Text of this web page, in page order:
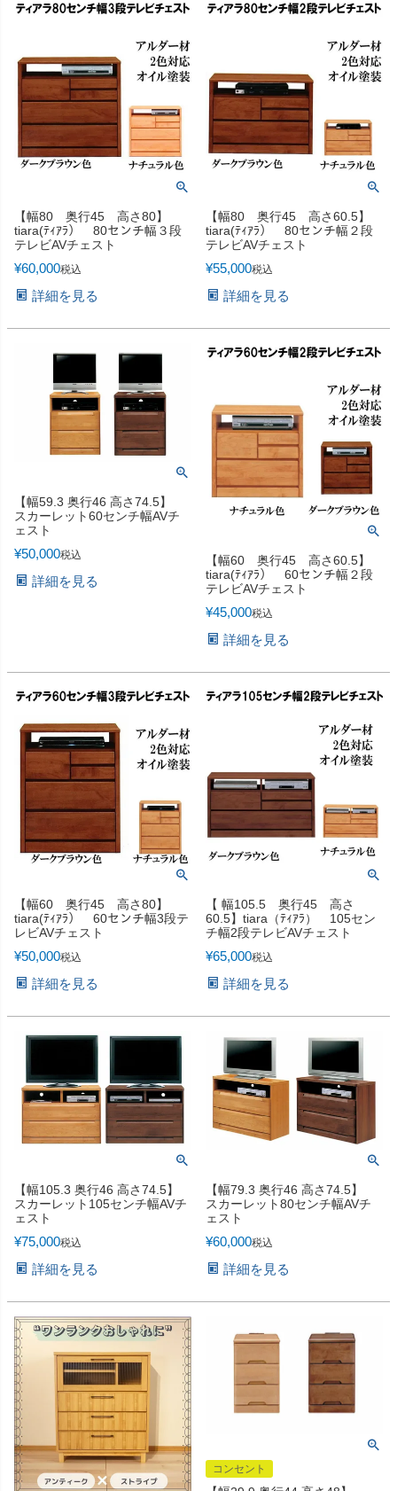
【幅80 奥行45 高さ80】
tiara(ﾃｨｱﾗ） 80センチ幅３段
テレビAVチェスト
¥60,000税込
詳細を見る
【幅80 奥行45 高さ60.5】
tiara(ﾃｨｱﾗ） 80センチ幅２段
テレビAVチェスト
¥55,000税込
詳細を見る
【幅59.3 奥行46 高さ74.5】
スカーレット60センチ幅AVチ
ェスト
¥50,000税込
詳細を見る
【幅60 奥行45 高さ60.5】
tiara(ﾃｨｱﾗ） 60センチ幅２段
テレビAVチェスト
¥45,000税込
詳細を見る
【幅60 奥行45 高さ80】
tiara(ﾃｨｱﾗ） 60センチ幅3段テ
レビAVチェスト
¥50,000税込
詳細を見る
【 幅105.5 奥行45 高さ
60.5】tiara（ﾃｨｱﾗ） 105セン
チ幅2段テレビAVチェスト
¥65,000税込
詳細を見る
【幅105.3 奥行46 高さ74.5】
スカーレット105センチ幅AVチ
ェスト
¥75,000税込
詳細を見る
【幅79.3 奥行46 高さ74.5】
スカーレット80センチ幅AVチ
ェスト
¥60,000税込
詳細を見る
コンセント